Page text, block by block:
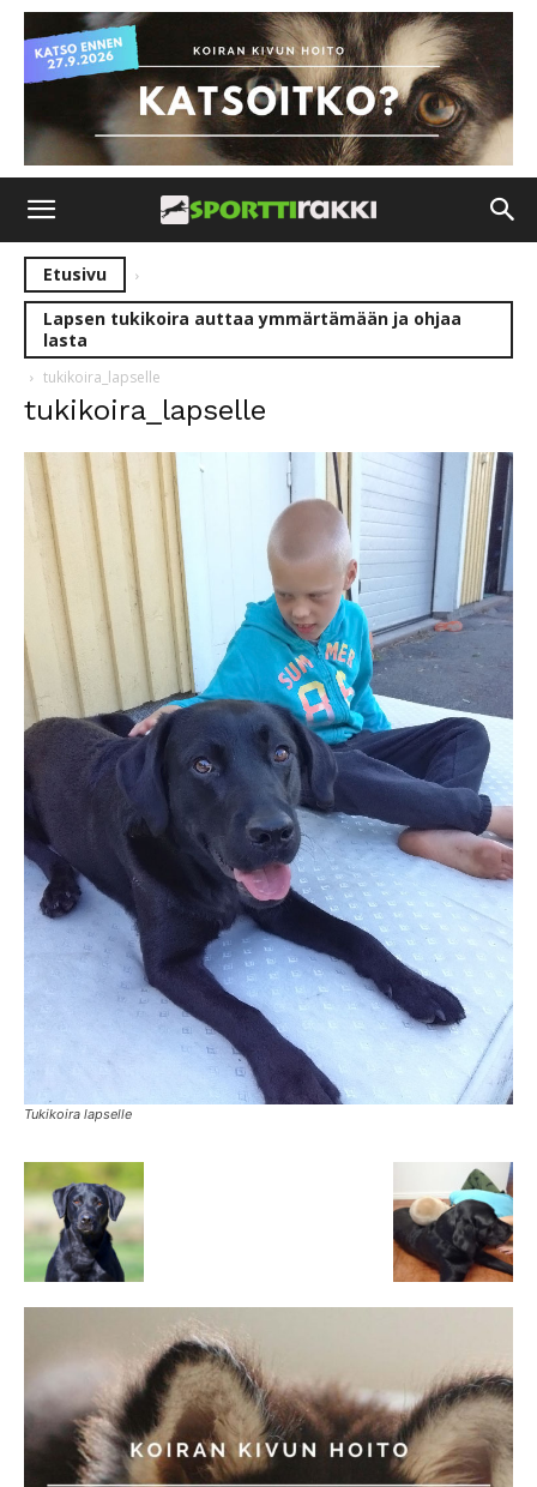
Etusivu
Lapsen tukikoira auttaa ymmärtämään ja ohjaa
lasta
tukikoira_lapselle
tukikoira_lapselle
Tukikoira lapselle